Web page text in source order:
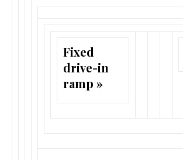
Fixed
drive-in
ramp »